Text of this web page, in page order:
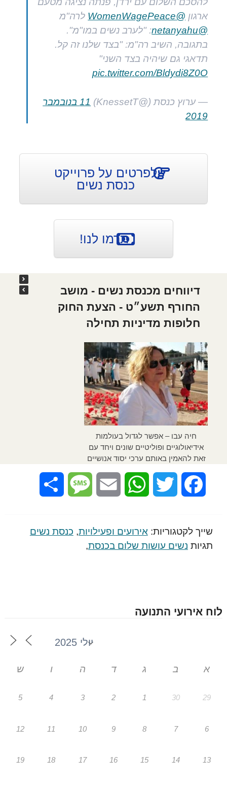
ארגון @WomenWagePeace
לרה"מ
@netanyahu
: "לערב נשים במו"מ".
בתגובה, השיב רה"מ: "בצד שלנו זה קל.
תדאגי גם שיהיה בצד השני"
pic.twitter.com/Bldydi8Z0O
— ערוץ כנסת (@KnessetT)
11 בנובמבר
2019
לפרטים על פרוייקט
כנסת נשים
תרמו לנו!
דיווחים מכנסת נשים - מושב
החורף תשע״ט - הצעת החוק
חלופות מדיניות תחילה
חיה עבו – אפשר לגדול בעולמות
אידיאולוגיים ופוליטיים שונים ויחד עם
זאת להאמין באותם ערכי יסוד אנושיים
Facebook
Twitter
WhatsApp
Email
Message
שייך לקטגוריות:אירועים ופעילויות, כנסת נשים
תגיות נשים עושות שלום בכנסת,
לוח אירועי התנועה
א ב ג ד ה ו ש
29
30
1
2
3
4
5
6
7
8
9
10
11
12
13
14
15
16
17
18
19